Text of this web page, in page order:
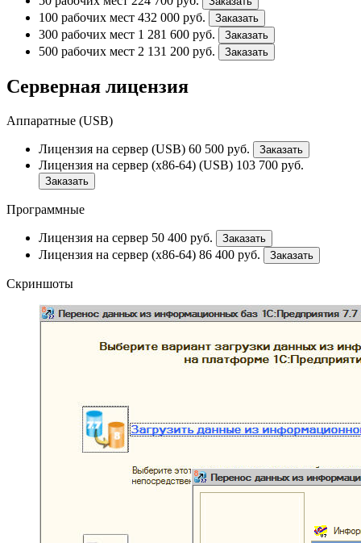
100 рабочих мест 432 000 руб. Заказать
300 рабочих мест 1 281 600 руб. Заказать
500 рабочих мест 2 131 200 руб. Заказать
Серверная лицензия
Аппаратные (USB)
Лицензия на сервер (USB) 60 500 руб. Заказать
Лицензия на сервер (x86-64) (USB) 103 700 руб.
Заказать
Программные
Лицензия на сервер 50 400 руб. Заказать
Лицензия на сервер (x86-64) 86 400 руб. Заказать
Скриншоты